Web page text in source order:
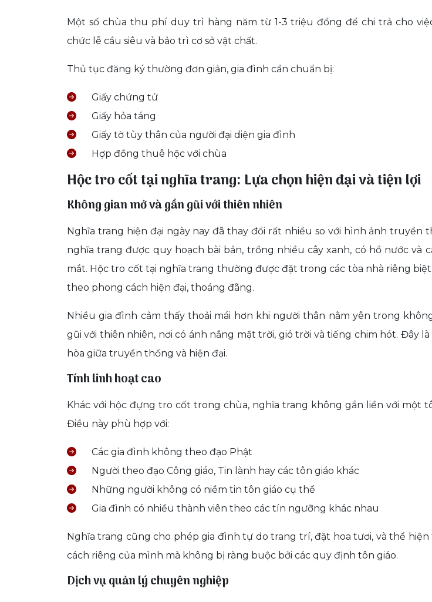
Một số chùa thu phí duy trì hàng năm từ 1-3 triệu đồng để chi trả cho
chức lễ cầu siêu và bảo trì cơ sở vật chất.
Thủ tục đăng ký thường đơn giản, gia đình cần chuẩn bị:
Giấy chứng tử
Giấy hỏa táng
Giấy tờ tùy thân của người đại diện gia đình
Hợp đồng thuê hộc với chùa
Hộc tro cốt tại nghĩa trang: Lựa chọn hiện đại và tiện lợi
Không gian mở và gần gũi với thiên nhiên
Nghĩa trang hiện đại ngày nay đã thay đổi rất nhiều so với hình ảnh truyền
nghĩa trang được quy hoạch bài bản, trồng nhiều cây xanh, có hồ nước và
mắt. Hộc tro cốt tại nghĩa trang thường được đặt trong các tòa nhà riêng
theo phong cách hiện đại, thoáng đãng.
Nhiều gia đình cảm thấy thoải mái hơn khi người thân nằm yên trong
gũi với thiên nhiên, nơi có ánh nắng mặt trời, gió trời và tiếng chim hót. Đây
hòa giữa truyền thống và hiện đại.
Tính linh hoạt cao
Khác với hộc đựng tro cốt trong chùa, nghĩa trang không gắn liền với một
Điều này phù hợp với:
Các gia đình không theo đạo Phật
Người theo đạo Công giáo, Tin lành hay các tôn giáo khác
Những người không có niềm tin tôn giáo cụ thể
Gia đình có nhiều thành viên theo các tín ngưỡng khác nhau
Nghĩa trang cũng cho phép gia đình tự do trang trí, đặt hoa tươi, và thể
cách riêng của mình mà không bị ràng buộc bởi các quy định tôn giáo.
Dịch vụ quản lý chuyên nghiệp